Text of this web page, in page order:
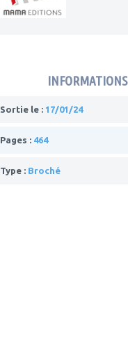
INFORMATIONS
Sortie le : 17/01/24
Pages : 464
Type : Broché